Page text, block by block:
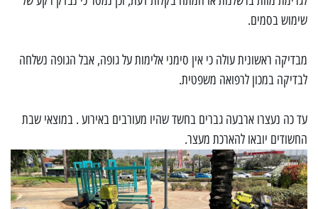
שימוש בסמים.
מבדיקה ראשונית עולה כי אין סימני אלימות על גופה, אבל הגופה נשלחה
לבדיקה במכון לרפואה משפטית.
עד כה נעצרו ארבעה גברים בחשד שהיו מעורבים באירוע . במוצאי שבת
החשודים יובאו להארכת מעצר.